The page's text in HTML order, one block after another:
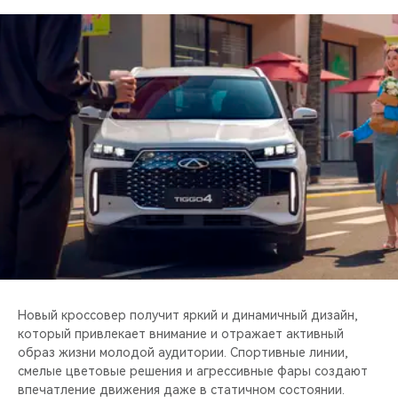
CHERY REMOTE
CHERY И СПОРТ
НАШИ МЕРОПРИЯТИЯ
ВИДЕООБЗОРЫ
CHERY ДЛЯ ДЕТЕЙ
Новый кроссовер получит яркий и динамичный дизайн,
который привлекает внимание и отражает активный
образ жизни молодой аудитории. Спортивные линии,
смелые цветовые решения и агрессивные фары создают
впечатление движения даже в статичном состоянии.